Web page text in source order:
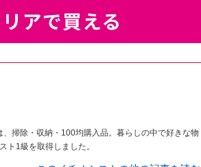
、掃除・収納・100均購入品。暮らしの中で好きな物
ト1級を取得しました。